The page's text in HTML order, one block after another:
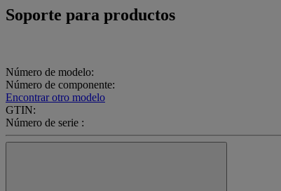
Soporte para productos
Número de modelo:
Número de componente:
Encontrar otro modelo
GTIN:
Número de serie :